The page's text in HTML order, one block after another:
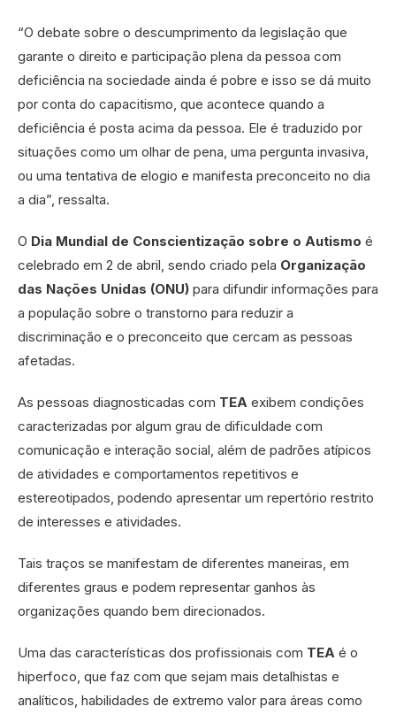
“O debate sobre o descumprimento da legislação que
garante o direito e participação plena da pessoa com
deficiência na sociedade ainda é pobre e isso se dá muito
por conta do capacitismo, que acontece quando a
deficiência é posta acima da pessoa. Ele é traduzido por
situações como um olhar de pena, uma pergunta invasiva,
ou uma tentativa de elogio e manifesta preconceito no dia
a dia”, ressalta.
O Dia Mundial de Conscientização sobre o Autismo é
celebrado em 2 de abril, sendo criado pela Organização
das Nações Unidas (ONU) para difundir informações para
a população sobre o transtorno para reduzir a
discriminação e o preconceito que cercam as pessoas
afetadas.
As pessoas diagnosticadas com TEA exibem condições
caracterizadas por algum grau de dificuldade com
comunicação e interação social, além de padrões atípicos
de atividades e comportamentos repetitivos e
estereotipados, podendo apresentar um repertório restrito
de interesses e atividades.
Tais traços se manifestam de diferentes maneiras, em
diferentes graus e podem representar ganhos às
organizações quando bem direcionados.
Uma das características dos profissionais com TEA é o
hiperfoco, que faz com que sejam mais detalhistas e
analíticos, habilidades de extremo valor para áreas como